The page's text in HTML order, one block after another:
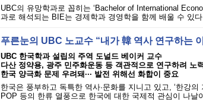
UBC의 유망학과로 꼽히는 ‘Bachelor of International
과로 해석되는 BIE는 경제학과 경영학을 함께 배울 수 있
푸른눈의 UBC 노교수 “내가 韓 역사 연구하는 이
UBC 한국학과 설립의 주역 도널드 베이커 교수
다산 정약용, 광주 민주화운동 등 객관적으로 연구하려 노력
한국 양극화 문제 우려돼··· 발전 위해선 화합이 중요
한국은 풍부하고 독특한 역사·문화를 지니고 있고, ‘한강
POP 등의 한류 열풍으로 한국에 대한 국제적 관심이 나날